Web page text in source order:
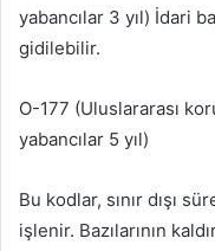
yabancılar 3 yıl) İdari
gidilebilir.
O-177 (Uluslararası
yabancılar 5 yıl)
Bu kodlar, sınır dışı
işlenir. Bazılarının